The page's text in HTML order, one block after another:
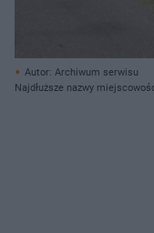
Autor: Archiwum serwisu
Najdłuższe nazwy